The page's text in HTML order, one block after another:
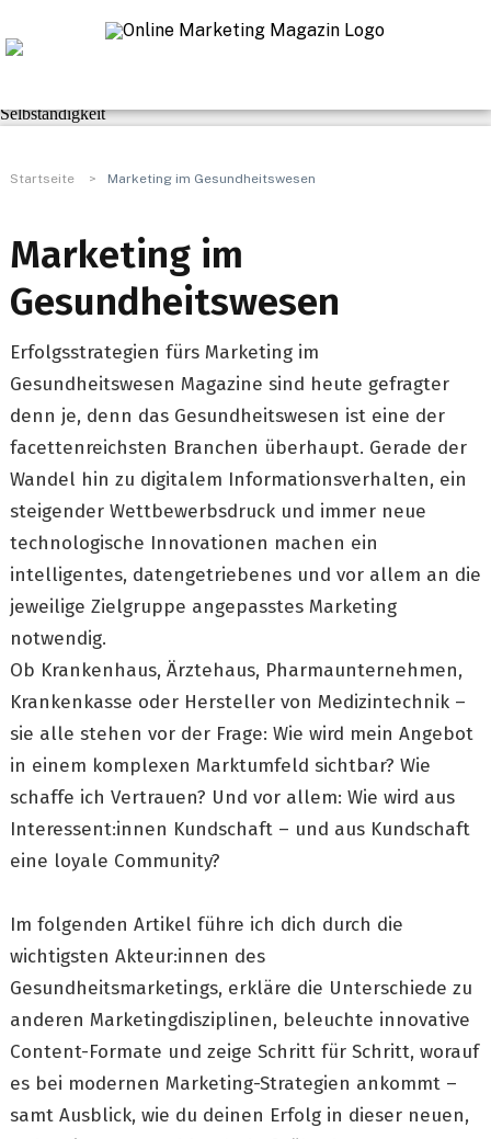
SEO & Linkbuilding
Marketing & Kommunikation
Selbständigkeit
Startseite > Marketing im Gesundheitswesen
Marketing im
Gesundheitswesen
Erfolgsstrategien fürs Marketing im
Gesundheitswesen Magazine sind heute gefragter
denn je, denn das Gesundheitswesen ist eine der
facettenreichsten Branchen überhaupt. Gerade der
Wandel hin zu digitalem Informationsverhalten, ein
steigender Wettbewerbsdruck und immer neue
technologische Innovationen machen ein
intelligentes, datengetriebenes und vor allem an die
jeweilige Zielgruppe angepasstes Marketing
notwendig.
Ob Krankenhaus, Ärztehaus, Pharmaunternehmen,
Krankenkasse oder Hersteller von Medizintechnik –
sie alle stehen vor der Frage: Wie wird mein Angebot
in einem komplexen Marktumfeld sichtbar? Wie
schaffe ich Vertrauen? Und vor allem: Wie wird aus
Interessent:innen Kundschaft – und aus Kundschaft
eine loyale Community?
Im folgenden Artikel führe ich dich durch die
wichtigsten Akteur:innen des
Gesundheitsmarketings, erkläre die Unterschiede zu
anderen Marketingdisziplinen, beleuchte innovative
Content-Formate und zeige Schritt für Schritt, worauf
es bei modernen Marketing-Strategien ankommt –
samt Ausblick, wie du deinen Erfolg in dieser neuen,